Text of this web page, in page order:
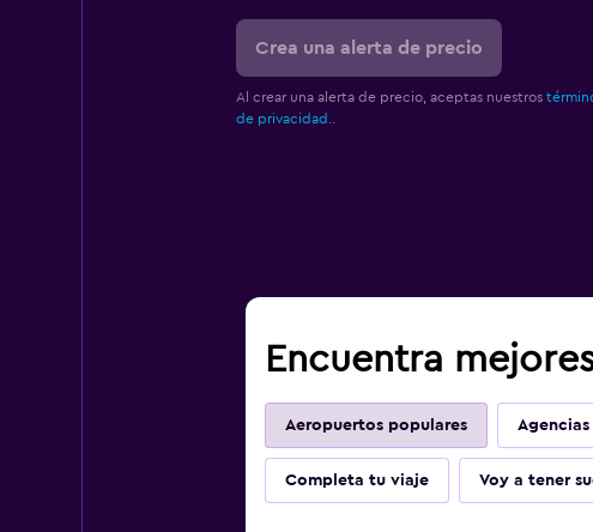
Crea una alerta de precio
Al crear una alerta de precio, aceptas nuestros
de privacidad.
Encuentra
Aeropuertos populares
Completa tu viaje Voy a tener